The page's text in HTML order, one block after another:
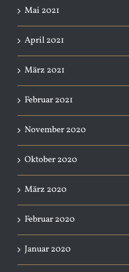
Mai 2021
April 2021
März 2021
Februar 2021
November 2020
Oktober 2020
März 2020
Februar 2020
Januar 2020